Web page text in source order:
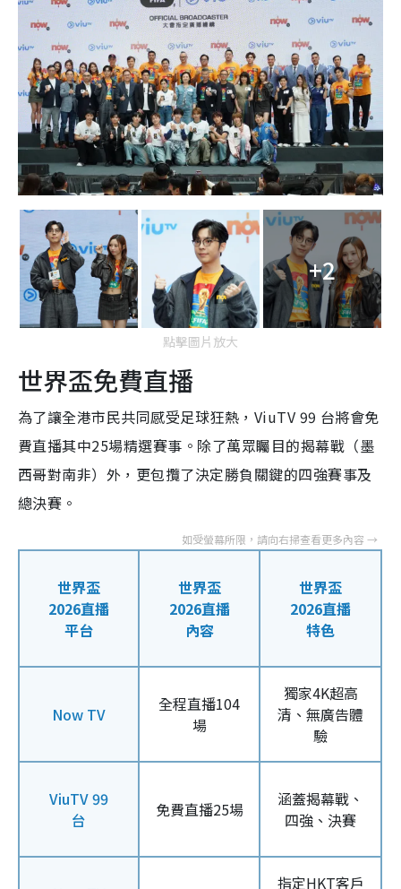
+2
點擊圖片放大
世界盃免費直播
為了讓全港市民共同感受足球狂熱，ViuTV 99 台將會免
費直播其中25場精選賽事。除了萬眾矚目的揭幕戰（墨
西哥對南非）外，更包攬了決定勝負關鍵的四強賽事及
總決賽。
世界盃
2026直播
平台
世界盃
2026直播
內容
世界盃
2026直播
特色
Now TV
全程直播104
場
獨家4K超高
清、無廣告體
驗
ViuTV 99
台
免費直播25場
涵蓋揭幕戰、
四強、決賽
指定HKT客戶